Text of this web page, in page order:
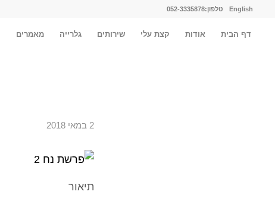
English טלפון:052-3335878
דף הבית אודות קצת עלי שירותים גלרייה מאמרים
2 במאי 2018
תיאור